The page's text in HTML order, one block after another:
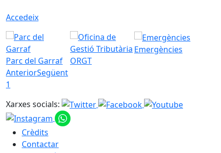
Accedeix
Parc del Garraf ORGT
Emergències
AnteriorSegüent
1
Xarxes socials:
Crèdits
Contactar